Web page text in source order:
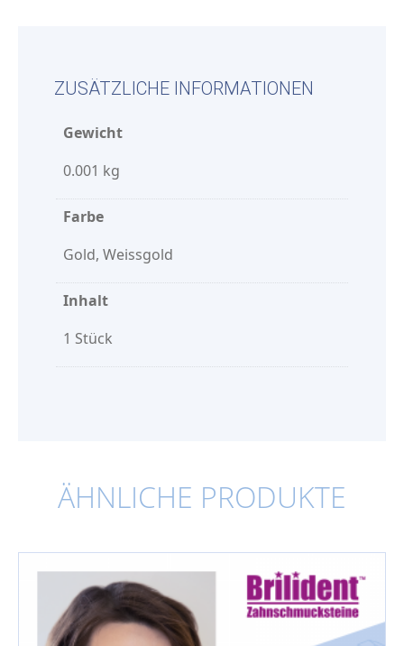
ZUSÄTZLICHE INFORMATIONEN
Gewicht
0.001 kg
Farbe
Gold, Weissgold
Inhalt
1 Stück
ÄHNLICHE PRODUKTE